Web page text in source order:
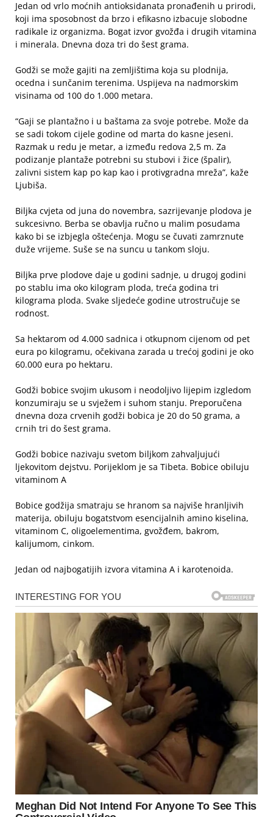
Jedan od vrlo moćnih antioksidanata pronađenih u prirodi,
koji ima sposobnost da brzo i efikasno izbacuje slobodne
radikale iz organizma. Bogat izvor gvožđa i drugih vitamina
i minerala. Dnevna doza tri do šest grama.
Godži se može gajiti na zemljištima koja su plodnija,
ocedna i sunčanim terenima. Uspijeva na nadmorskim
visinama od 100 do 1.000 metara.
“Gaji se plantažno i u baštama za svoje potrebe. Može da
se sadi tokom cijele godine od marta do kasne jeseni.
Razmak u redu je metar, a između redova 2,5 m. Za
podizanje plantaže potrebni su stubovi i žice (špalir),
zalivni sistem kap po kap kao i protivgradna mreža”, kaže
Ljubiša.
Biljka cvjeta od juna do novembra, sazrijevanje plodova je
sukcesivno. Berba se obavlja ručno u malim posudama
kako bi se izbjegla oštećenja. Mogu se čuvati zamrznute
duže vrijeme. Suše se na suncu u tankom sloju.
Biljka prve plodove daje u godini sadnje, u drugoj godini
po stablu ima oko kilogram ploda, treća godina tri
kilograma ploda. Svake sljedeće godine utrostručuje se
rodnost.
Sa hektarom od 4.000 sadnica i otkupnom cijenom od pet
eura po kilogramu, očekivana zarada u trećoj godini je oko
60.000 eura po hektaru.
Godži bobice svojim ukusom i neodoljivo lijepim izgledom
konzumiraju se u svježem i suhom stanju. Preporučena
dnevna doza crvenih godži bobica je 20 do 50 grama, a
crnih tri do šest grama.
Godži bobice nazivaju svetom biljkom zahvaljujući
ljekovitom dejstvu. Porijeklom je sa Tibeta. Bobice obiluju
vitaminom A
Bobice godžija smatraju se hranom sa najviše hranljivih
materija, obiluju bogatstvom esencijalnih amino kiselina,
vitaminom C, oligoelementima, gvožđem, bakrom,
kalijumom, cinkom.
Jedan od najbogatijih izvora vitamina A i karotenoida.